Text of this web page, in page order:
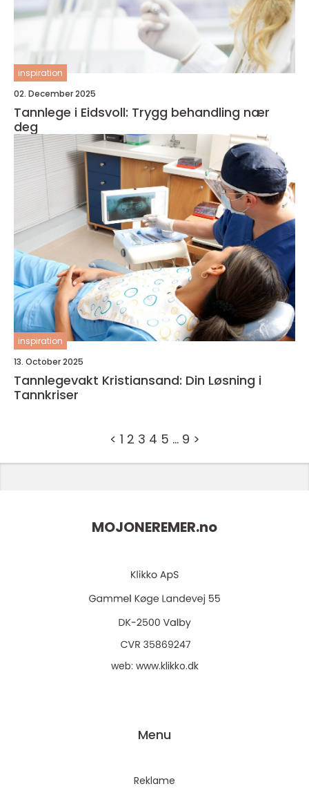
inspiration
02. December 2025
Tannlege i Eidsvoll: Trygg behandling nær
deg
inspiration
13. October 2025
Tannlegevakt Kristiansand: Din Løsning i
Tannkriser
< 1 2 3 4 5 … 9 >
MOJONEREMER.no
web: www.klikko.dk
Menu
Reklame